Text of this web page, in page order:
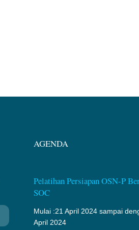
AGENDA
Pelatihan Persiapan OSN-P
SOC
Mulai :21 April 2024 sampai
April 2024